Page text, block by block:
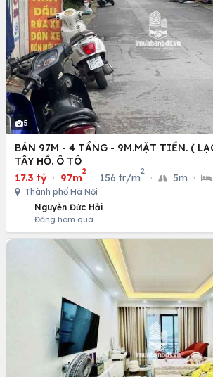
5
BÁN 97M - 4 TẦNG - 9M.MẶT TIỀN. (
TÂY HỒ. Ô TÔ
17.3 tỷ · 97m
2
· 156 tr/m
2
· 5m ·
Thành phố Hà Nội
Nguyễn Đức Hải
Đăng hôm qua